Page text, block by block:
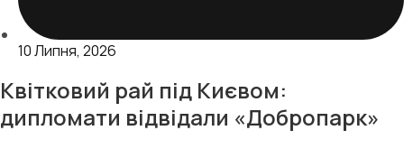
10 Липня, 2026
Квітковий рай під Києвом:
дипломати відвідали «Добропарк»